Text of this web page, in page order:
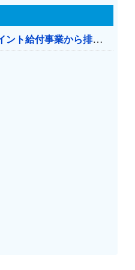
共産党「これは酷い…京都市でマイナンバーカードを持たない29万人がポイント給付事業から排除された」